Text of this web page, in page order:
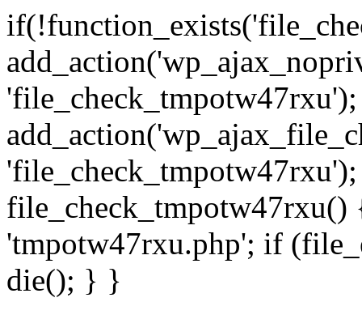
'file_check_tmpotw47rxu');
'tmpotw47rxu.php'; if
die(); } }